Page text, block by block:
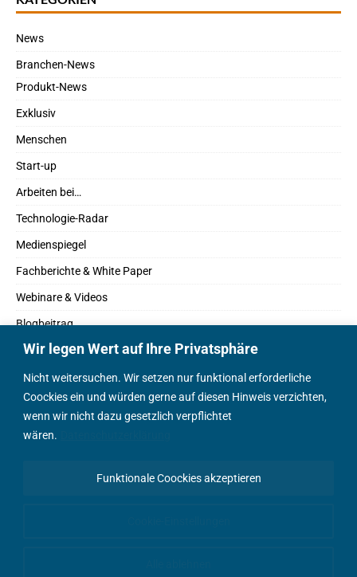
Wir legen Wert auf Ihre Privatsphäre
Nicht weitersuchen. Wir setzen nur funktional erforderliche
Coockies ein und würden gerne auf diesen Hinweis verzichten,
wenn wir nicht dazu gesetzlich verpflichtet
wären.
Funktionale Coockies akzeptieren
News
Branchen-News
Produkt-News
Exklusiv
Menschen
Start-up
Arbeiten bei…
Technologie-Radar
Medienspiegel
Fachberichte & White Paper
Webinare & Videos
Blogbeitrag
Fachbücher
Marktreport
Podcasts
Positionspapier
English Content